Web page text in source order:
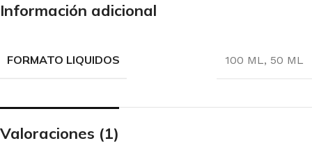
Información adicional
FORMATO LIQUIDOS 100 ML, 50 ML
Valoraciones (1)